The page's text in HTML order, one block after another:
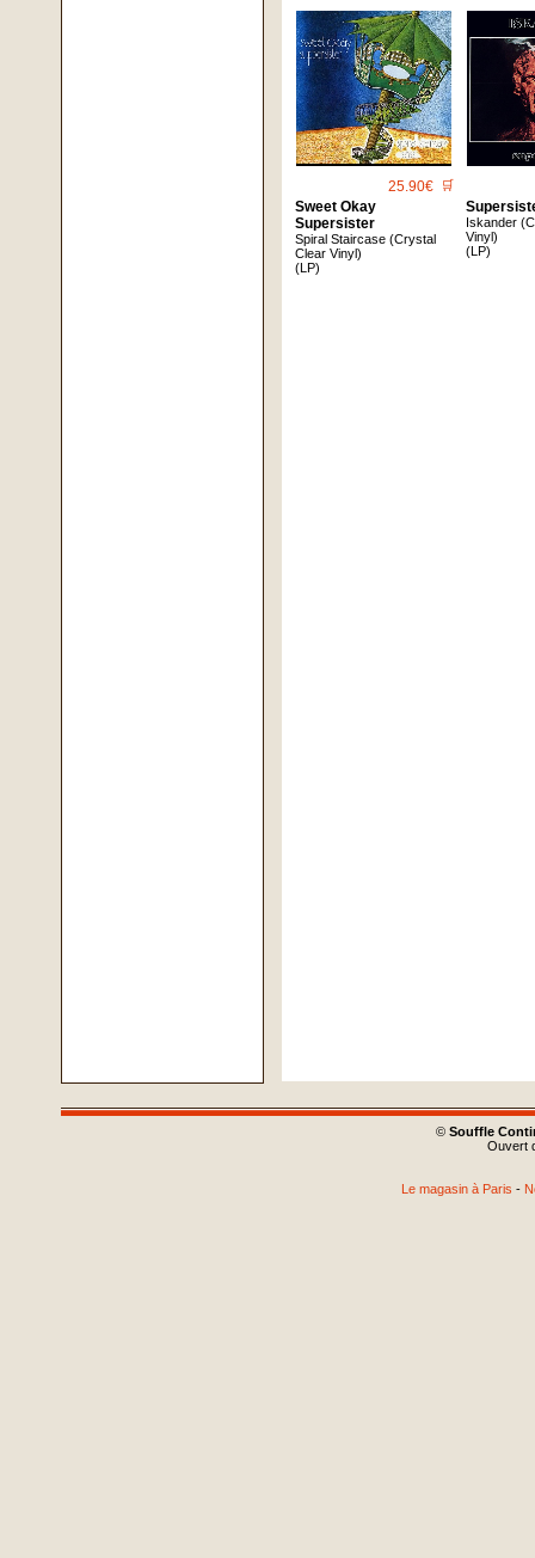
25.90€ 🛒
Sweet Okay
Supersister
Spiral Staircase (Crystal
Clear Vinyl)
(LP)
Iskander
Vinyl)
(LP)
© Souffle
Ouvert
Le magasin à Paris -